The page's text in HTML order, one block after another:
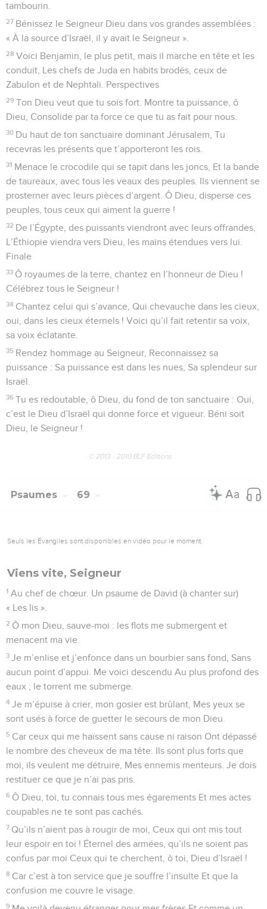
tambourin.
27 Bénissez le Seigneur Dieu dans vos grandes assemblées :
« À la source d’Israël, il y avait le Seigneur ».
28 Voici Benjamin, le plus petit, mais il marche en tête et les
conduit, Les chefs de Juda en habits brodés, ceux de
Zabulon et de Nephtali. Perspectives
29 Ton Dieu veut que tu sois fort. Montre ta puissance, ô
Dieu, Consolide par ta force ce que tu as fait pour nous.
30 Du haut de ton sanctuaire dominant Jérusalem, Tu
recevras les présents que t’apporteront les rois.
31 Menace le crocodile qui se tapit dans les joncs, Et la bande
de taureaux, avec tous les veaux des peuples. Ils viennent se
prosterner avec leurs pièces d’argent. Ô Dieu, disperse ces
peuples, tous ceux qui aiment la guerre !
32 De l’Égypte, des puissants viendront avec leurs offrandes,
L’Éthiopie viendra vers Dieu, les mains étendues vers lui.
Finale
33 Ô royaumes de la terre, chantez en l’honneur de Dieu !
Célébrez tous le Seigneur !
34 Chantez celui qui s’avance, Qui chevauche dans les cieux,
oui, dans les cieux éternels ! Voici qu’il fait retentir sa voix,
sa voix éclatante.
35 Rendez hommage au Seigneur, Reconnaissez sa
puissance : Sa puissance est dans les nues, Sa splendeur sur
Israël.
36 Tu es redoutable, ô Dieu, du fond de ton sanctuaire : Oui,
c’est le Dieu d’Israël qui donne force et vigueur. Béni soit
Dieu, le Seigneur !
© 2013 - 2010 BLF Editions
Psaumes 69
Seuls les Évangiles sont disponibles en vidéo pour le moment.
Viens vite, Seigneur
1 Au chef de chœur. Un psaume de David (à chanter sur)
« Les lis ».
2 Ô mon Dieu, sauve-moi : les flots me submergent et
menacent ma vie.
3 Je m’enlise et j’enfonce dans un bourbier sans fond, Sans
aucun point d’appui. Me voici descendu Au plus profond des
eaux ; le torrent me submerge.
4 Je m’épuise à crier, mon gosier est brûlant, Mes yeux se
sont usés à force de guetter le secours de mon Dieu.
5 Car ceux qui me haïssent sans cause ni raison Ont dépassé
le nombre des cheveux de ma tête. Ils sont plus forts que
moi, ils veulent me détruire, Mes ennemis menteurs. Je dois
restituer ce que je n’ai pas pris.
6 Ô Dieu, toi, tu connais tous mes égarements Et mes actes
coupables ne te sont pas cachés.
7 Qu’ils n’aient pas à rougir de moi, Ceux qui ont mis tout
leur espoir en toi ! Éternel des armées, qu’ils ne soient pas
confus par moi Ceux qui te cherchent, ô toi, Dieu d’Israël !
8 Car c’est à ton service que je souffre l’insulte Et que la
confusion me couvre le visage.
9